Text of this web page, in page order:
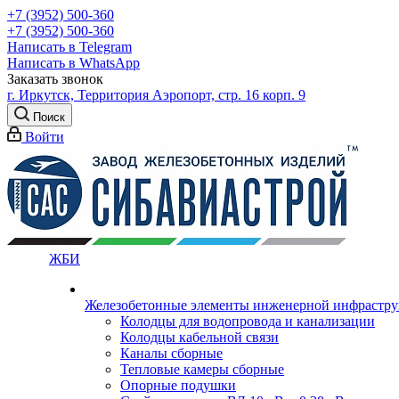
+7 (3952) 500-360
+7 (3952) 500-360
Написать в Telegram
Написать в WhatsApp
Заказать звонок
г. Иркутск, Территория Аэропорт, стр. 16 корп. 9
Поиск
Войти
ЖБИ
Железобетонные элементы инженерной
Колодцы для водопровода и канализации
Колодцы кабельной связи
Каналы сборные
Тепловые камеры сборные
Опорные подушки